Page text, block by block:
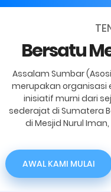
Bersatu
Assalam Sumbar
merupakan organisasi
inisiatif murni dari
sederajat di Sumatera
di Mesjid Nurul
AWAL KAMI MULAI